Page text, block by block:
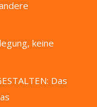
keine
Das